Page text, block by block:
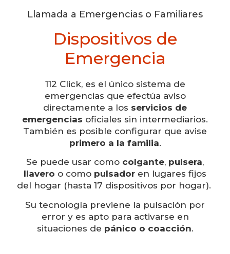
Llamada a Emergencias o Familiares
Dispositivos de
Emergencia
112 Click, es el único sistema de
emergencias que efectúa aviso
directamente a los servicios de
emergencias oficiales sin intermediarios.
También es posible configurar que avise
primero a la familia.
Se puede usar como colgante, pulsera,
llavero o como pulsador en lugares fijos
del hogar (hasta 17 dispositivos por hogar).
Su tecnología previene la pulsación por
error y es apto para activarse en
situaciones de pánico o coacción.